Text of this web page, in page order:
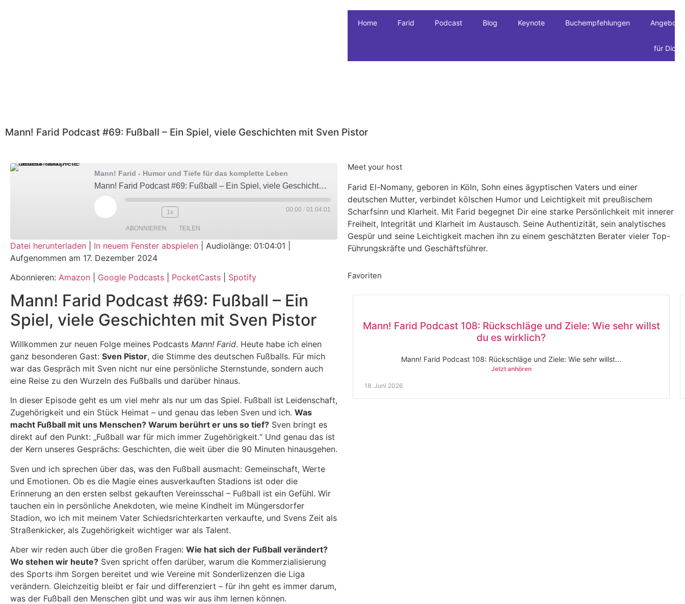
Home Farid Podcast Blog Keynote Buchempfehlungen Angebote
für Dich
Mann! Farid Podcast #69: Fußball – Ein Spiel, viele Geschichten mit Sven Pistor
Mann! Farid - Humor und Tiefe für das komplette Leben
Mann! Farid Podcast #69: Fußball – Ein Spiel, viele Geschichten mit Sven Pistor
1x 00:00 / 01:04:01
ABONNIEREN TEILEN
Amazon Google Podcasts
Spotify
RSS FEED
TEILEN
LINK
EMBED
Datei herunterladen In neuem Fenster abspielen Audiolänge: 01:04:01
Aufgenommen am 17. Dezember 2024
Abonnieren: Amazon Google Podcasts PocketCasts Spotify
Mann! Farid Podcast #69: Fußball – Ein
Spiel, viele Geschichten mit Sven Pistor
Willkommen zur neuen Folge meines Podcasts Mann! Farid. Heute habe ich einen
ganz besonderen Gast: Sven Pistor, die Stimme des deutschen Fußballs. Für mich
war das Gespräch mit Sven nicht nur eine persönliche Sternstunde, sondern auch
eine Reise zu den Wurzeln des Fußballs und darüber hinaus.
In dieser Episode geht es um viel mehr als nur um das Spiel. Fußball ist Leidenschaft,
Zugehörigkeit und ein Stück Heimat – und genau das leben Sven und ich. Was
macht Fußball mit uns Menschen? Warum berührt er uns so tief? Sven bringt es
direkt auf den Punkt: „Fußball war für mich immer Zugehörigkeit.“ Und genau das ist
der Kern unseres Gesprächs: Geschichten, die weit über die 90 Minuten hinausgehen.
Sven und ich sprechen über das, was den Fußball ausmacht: Gemeinschaft, Werte
und Emotionen. Ob es die Magie eines ausverkauften Stadions ist oder die
Erinnerung an den ersten selbst gekauften Vereinsschal – Fußball ist ein Gefühl. Wir
tauchen ein in persönliche Anekdoten, wie meine Kindheit im Müngersdorfer
Stadion, wo ich mit meinem Vater Schiedsrichterkarten verkaufte, und Svens Zeit als
Straßenkicker, als Zugehörigkeit wichtiger war als Talent.
Aber wir reden auch über die großen Fragen: Wie hat sich der Fußball verändert?
Wo stehen wir heute? Sven spricht offen darüber, warum die Kommerzialisierung
des Sports ihm Sorgen bereitet und wie Vereine mit Sonderlizenzen die Liga
verändern. Gleichzeitig bleibt er fair und differenziert – für ihn geht es immer darum,
was der Fußball den Menschen gibt und was wir aus ihm lernen können.
Meet your host
Farid El-Nomany, geboren in Köln, Sohn eines ägyptischen Vaters und einer
deutschen Mutter, verbindet kölschen Humor und Leichtigkeit mit preußischem
Scharfsinn und Klarheit. Mit Farid begegnet Dir eine starke Persönlichkeit mit innerer
Freiheit, Integrität und Klarheit im Austausch. Seine Authentizität, sein analytisches
Gespür und seine Leichtigkeit machen ihn zu einem geschätzten Berater vieler Top-
Führungskräfte und Geschäftsführer.
Favoriten
Mann! Farid Podcast 108: Rückschläge und Ziele: Wie sehr willst
du es wirklich?
Mann! Farid Podcast 108: Rückschläge und Ziele: Wie sehr willst...
Jetzt anhören
18. Juni 2026